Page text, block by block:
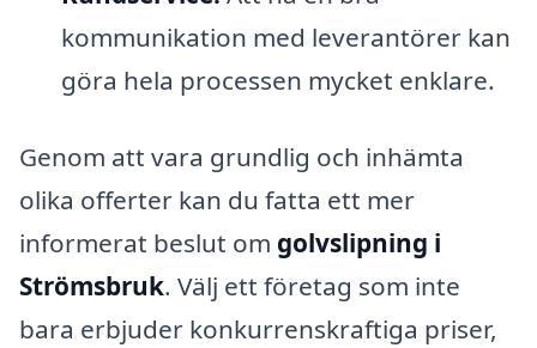
kommunikation med leverantörer kan
göra hela processen mycket enklare.
Genom att vara grundlig och inhämta
olika offerter kan du fatta ett mer
informerat beslut om golvslipning i
Strömsbruk. Välj ett företag som inte
bara erbjuder konkurrenskraftiga priser,